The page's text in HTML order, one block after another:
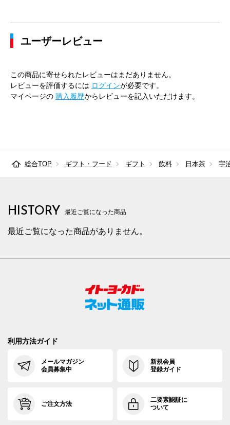
ユーザーレビュー
この商品に寄せられたレビューはまだありません。
レビューを評価するには ログインが必要です。
マイページの 購入履歴からレビューを記入いただけます。
総合TOP ギフト・フード ギフト 飲料 日本茶 宇
HISTORY 最近ご覧になった商品
最近ご覧になった商品がありません。
利用方法ガイド
メールマガジン
会員募集中
新規会員
登録ガイド
ご注文方法
二要素認証に
ついて